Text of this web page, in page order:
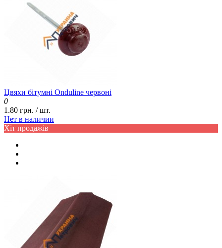
Цвяхи бітумні Onduline червоні
0
1.80 грн. / шт.
Нет в наличии
Хіт продажів